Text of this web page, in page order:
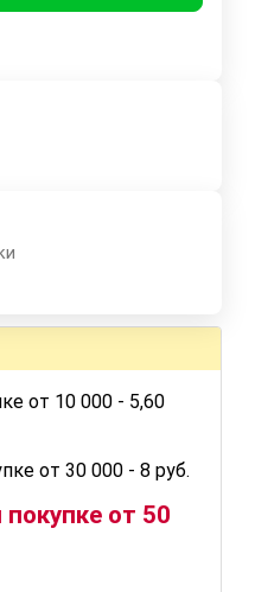
от 10 000 - 5,60
от 30 000 - 8 руб.
от 50